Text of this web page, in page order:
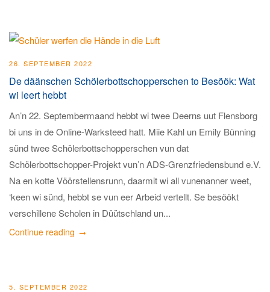
26. SEPTEMBER 2022
De däänschen Schölerbottschopperschen to Besöök: Wat
wi leert hebbt
An’n 22. Septembermaand hebbt wi twee Deerns uut Flensborg
bi uns in de Online-Warksteed hatt. Miie Kahl un Emily Bünning
sünd twee Schölerbottschopperschen vun dat
Schölerbottschopper-Projekt vun’n ADS-Grenzfriedensbund e.V.
Na en kotte Vöörstellensrunn, daarmit wi all vunenanner weet,
‘keen wi sünd, hebbt se vun eer Arbeid vertellt. Se besöökt
verschillene Scholen in Düütschland un...
Continue reading
5. SEPTEMBER 2022